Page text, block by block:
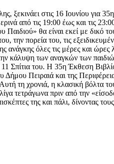
ξεκινάει στις 16 Ιουνίου
από τις 19:00 έως και τις
θα είναι εκεί με δικό
την πορεία του, τις
όλες τις μέρες και ώρες
κάλυψη των αναγκών των
Σπίτια του. Η 35η Έκθεση
Πειραιά και της
τη χρονιά, η κλασική βόλτα
τετράγωνα πριν από την
της και πάλι, δίνοντας